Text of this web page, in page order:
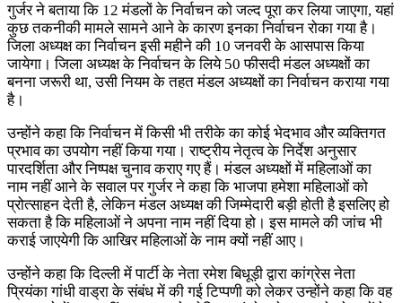
गुर्जर ने बताया कि 12 मंडलों के निर्वाचन को जल्द पूरा कर लिया जाएगा, यहां
कुछ तकनीकी मामले सामने आने के कारण इनका निर्वाचन रोका गया है।
जिला अध्यक्ष का निर्वाचन इसी महीने की 10 जनवरी के आसपास किया
जायेगा। जिला अध्यक्ष के निर्वाचन के लिये 50 फीसदी मंडल अध्यक्षों का
बनना जरूरी था, उसी नियम के तहत मंडल अध्यक्षों का निर्वाचन कराया गया
है।
उन्होंने कहा कि निर्वाचन में किसी भी तरीके का कोई भेदभाव और व्यक्तिगत
प्रभाव का उपयोग नहीं किया गया। राष्ट्रीय नेतृत्व के निर्देश अनुसार
पारदर्शिता और निष्पक्ष चुनाव कराए गए हैं। मंडल अध्यक्षों में महिलाओं का
नाम नहीं आने के सवाल पर गुर्जर ने कहा कि भाजपा हमेशा महिलाओं को
प्रोत्साहन देती है, लेकिन मंडल अध्यक्ष की जिम्मेदारी बड़ी होती है इसलिए हो
सकता है कि महिलाओं ने अपना नाम नहीं दिया हो। इस मामले की जांच भी
कराई जाएयेगी कि आखिर महिलाओं के नाम क्यों नहीं आए।
उन्होंने कहा कि दिल्ली में पार्टी के नेता रमेश बिधूड़ी द्वारा कांग्रेस नेता
प्रियंका गांधी वाड्रा के संबंध में की गई टिप्पणी को लेकर उन्होंने कहा कि वह